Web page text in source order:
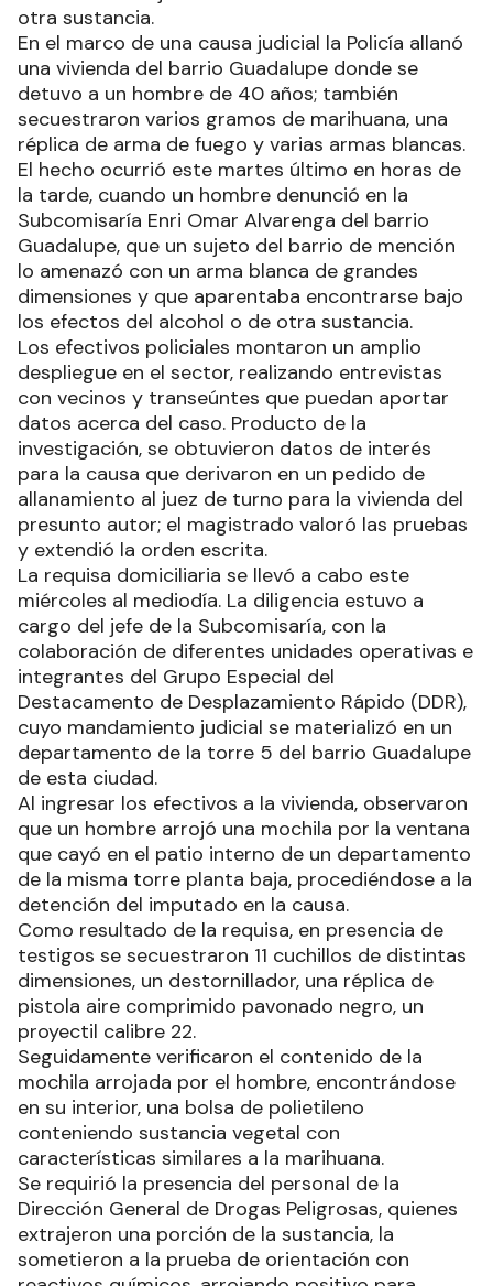
otra sustancia.
En el marco de una causa judicial la Policía allanó
una vivienda del barrio Guadalupe donde se
detuvo a un hombre de 40 años; también
secuestraron varios gramos de marihuana, una
réplica de arma de fuego y varias armas blancas.
El hecho ocurrió este martes último en horas de
la tarde, cuando un hombre denunció en la
Subcomisaría Enri Omar Alvarenga del barrio
Guadalupe, que un sujeto del barrio de mención
lo amenazó con un arma blanca de grandes
dimensiones y que aparentaba encontrarse bajo
los efectos del alcohol o de otra sustancia.
Los efectivos policiales montaron un amplio
despliegue en el sector, realizando entrevistas
con vecinos y transeúntes que puedan aportar
datos acerca del caso. Producto de la
investigación, se obtuvieron datos de interés
para la causa que derivaron en un pedido de
allanamiento al juez de turno para la vivienda del
presunto autor; el magistrado valoró las pruebas
y extendió la orden escrita.
La requisa domiciliaria se llevó a cabo este
miércoles al mediodía. La diligencia estuvo a
cargo del jefe de la Subcomisaría, con la
colaboración de diferentes unidades operativas e
integrantes del Grupo Especial del
Destacamento de Desplazamiento Rápido (DDR),
cuyo mandamiento judicial se materializó en un
departamento de la torre 5 del barrio Guadalupe
de esta ciudad.
Al ingresar los efectivos a la vivienda, observaron
que un hombre arrojó una mochila por la ventana
que cayó en el patio interno de un departamento
de la misma torre planta baja, procediéndose a la
detención del imputado en la causa.
Como resultado de la requisa, en presencia de
testigos se secuestraron 11 cuchillos de distintas
dimensiones, un destornillador, una réplica de
pistola aire comprimido pavonado negro, un
proyectil calibre 22.
Seguidamente verificaron el contenido de la
mochila arrojada por el hombre, encontrándose
en su interior, una bolsa de polietileno
conteniendo sustancia vegetal con
características similares a la marihuana.
Se requirió la presencia del personal de la
Dirección General de Drogas Peligrosas, quienes
extrajeron una porción de la sustancia, la
sometieron a la prueba de orientación con